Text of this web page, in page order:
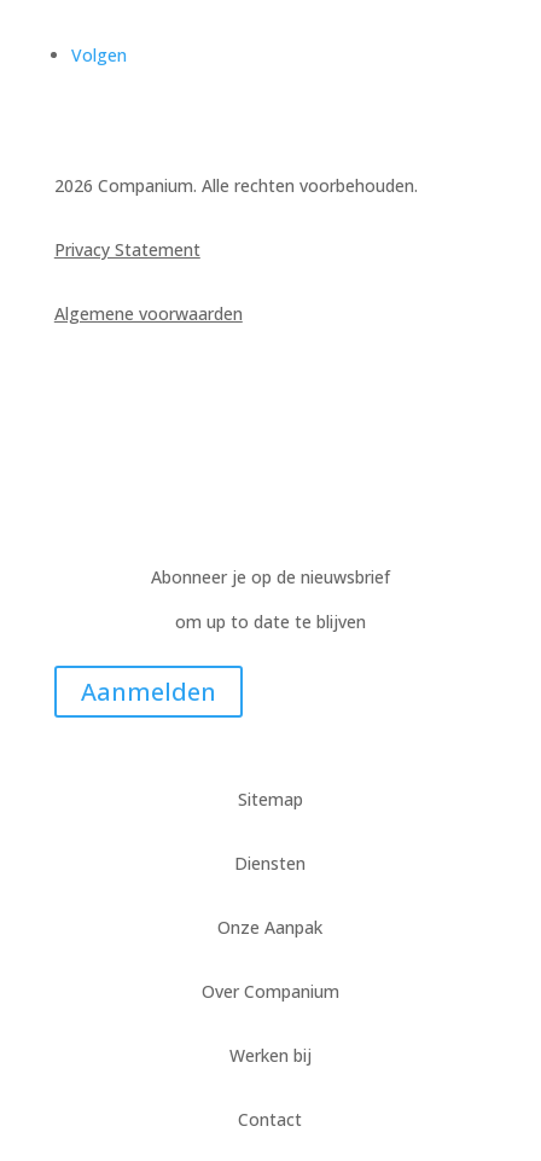
Volgen
2026 Companium. Alle rechten voorbehouden.
Privacy Statement
Algemene voorwaarden
Abonneer je op de nieuwsbrief
om up to date te blijven
Aanmelden
Sitemap
Diensten
Onze Aanpak
Over Companium
Werken bij
Contact